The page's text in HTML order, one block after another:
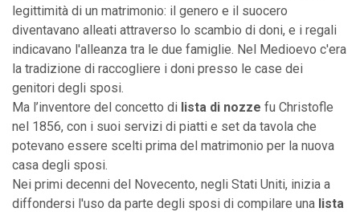
legittimità di un matrimonio: il genero e il suocero
diventavano alleati attraverso lo scambio di doni, e i regali
indicavano l'alleanza tra le due famiglie. Nel Medioevo c'era
la tradizione di raccogliere i doni presso le case dei
genitori degli sposi.
Ma l’inventore del concetto di lista di nozze fu Christofle
nel 1856, con i suoi servizi di piatti e set da tavola che
potevano essere scelti prima del matrimonio per la nuova
casa degli sposi.
Nei primi decenni del Novecento, negli Stati Uniti, inizia a
diffondersi l'uso da parte degli sposi di compilare una lista